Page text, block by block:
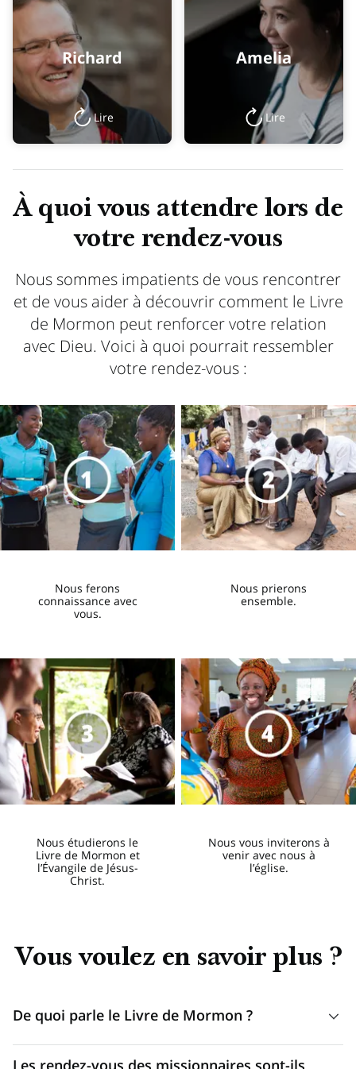
Richard
Lire
Amelia
Lire
À quoi vous attendre lors de
votre rendez-vous
Nous sommes impatients de vous rencontrer
et de vous aider à découvrir comment le Livre
de Mormon peut renforcer votre relation
avec Dieu. Voici à quoi pourrait ressembler
votre rendez-vous :
Qu’attendre de la visite des
missionnaires
Nous ferons
connaissance avec
vous.
Nous prierons
ensemble.
Nous étudierons le
Livre de Mormon et
l’Évangile de Jésus-
Christ.
Nous vous inviterons à
venir avec nous à
l’église.
Vous voulez en savoir plus ?
De quoi parle le Livre de Mormon ?
Les rendez-vous des missionnaires sont-ils